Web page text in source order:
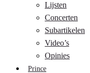
Lijsten
Concerten
Subartikelen
Video’s
Opinies
Prince